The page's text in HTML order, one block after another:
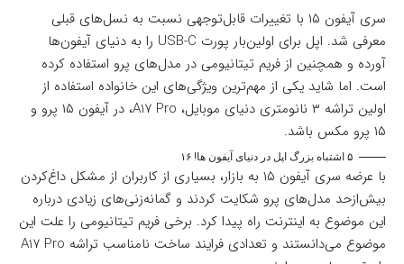
سری آیفون ۱۵ با تغییرات قابل‌توجهی نسبت به نسل‌های قبلی
معرفی شد. اپل برای اولین‌بار پورت USB-C را به دنیای آیفون‌ها
آورده و همچنین از فریم تیتانیومی در مدل‌های پرو استفاده کرده
است. اما شاید یکی از مهم‌ترین ویژگی‌های این خانواده استفاده از
اولین تراشه ۳ نانومتری دنیای موبایل، A17 Pro، در آیفون ۱۵ پرو و
۱۵ پرو مکس باشد.
۵ اشتباه بزرگ اپل در دنیای آیفون ها! ۱۶
با عرضه سری آیفون ۱۵ به بازار، بسیاری از کاربران از مشکل داغ‌کردن
بیش‌ازحد مدل‌های پرو شکایت کردند و گمانه‌زنی‌های زیادی درباره
این موضوع به اینترنت راه پیدا کرد. برخی فریم تیتانیومی را علت این
موضوع می‌دانستند و تعدادی فرایند ساخت نامناسب تراشه A17 Pro